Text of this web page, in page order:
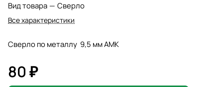
Вид товара — Сверло
Все характеристики
Сверло по металлу 9,5 мм АМК
80 ₽